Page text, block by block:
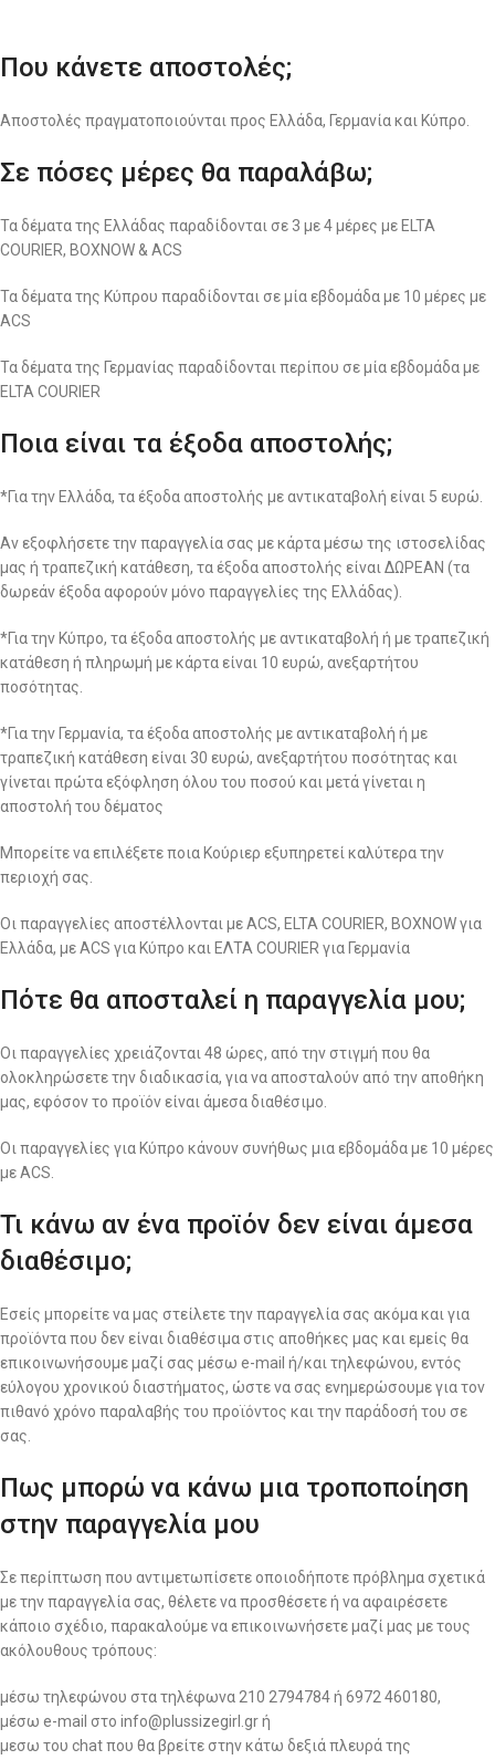
Που κάνετε αποστολές;
Αποστολές πραγματοποιούνται προς Ελλάδα, Γερμανία και Κύπρο.
Σε πόσες μέρες θα παραλάβω;
Τα δέματα της Ελλάδας παραδίδονται σε 3 με 4 μέρες με ELTA
COURIER, BOXNOW & ACS
Τα δέματα της Κύπρου παραδίδονται σε μία εβδομάδα με 10 μέρες με
ACS
Τα δέματα της Γερμανίας παραδίδονται περίπου σε μία εβδομάδα με
ELTA COURIER
Ποια είναι τα έξοδα αποστολής;
*Για την Ελλάδα, τα έξοδα αποστολής με αντικαταβολή είναι 5 ευρώ.
Αν εξοφλήσετε την παραγγελία σας με κάρτα μέσω της ιστοσελίδας
μας ή τραπεζική κατάθεση, τα έξοδα αποστολής είναι ΔΩΡΕΑΝ (τα
δωρεάν έξοδα αφορούν μόνο παραγγελίες της Ελλάδας).
*Για την Κύπρο, τα έξοδα αποστολής με αντικαταβολή ή με τραπεζική
κατάθεση ή πληρωμή με κάρτα είναι 10 ευρώ, ανεξαρτήτου
ποσότητας.
*Για την Γερμανία, τα έξοδα αποστολής με αντικαταβολή ή με
τραπεζική κατάθεση είναι 30 ευρώ, ανεξαρτήτου ποσότητας και
γίνεται πρώτα εξόφληση όλου του ποσού και μετά γίνεται η
αποστολή του δέματος
Μπορείτε να επιλέξετε ποια Κούριερ εξυπηρετεί καλύτερα την
περιοχή σας.
Οι παραγγελίες αποστέλλονται με ACS, ELTA COURIER, BOXNOW για
Ελλάδα, με ACS για Κύπρο και ΕΛΤΑ COURIER για Γερμανία
Πότε θα αποσταλεί η παραγγελία μου;
Οι παραγγελίες χρειάζονται 48 ώρες, από την στιγμή που θα
ολοκληρώσετε την διαδικασία, για να αποσταλούν από την αποθήκη
μας, εφόσον το προϊόν είναι άμεσα διαθέσιμο.
Οι παραγγελίες για Κύπρο κάνουν συνήθως μια εβδομάδα με 10 μέρες
με ACS.
Τι κάνω αν ένα προϊόν δεν είναι άμεσα
διαθέσιμο;
Εσείς μπορείτε να μας στείλετε την παραγγελία σας ακόμα και για
προϊόντα που δεν είναι διαθέσιμα στις αποθήκες μας και εμείς θα
επικοινωνήσουμε μαζί σας μέσω e-mail ή/και τηλεφώνου, εντός
εύλογου χρονικού διαστήματος, ώστε να σας ενημερώσουμε για τον
πιθανό χρόνο παραλαβής του προϊόντος και την παράδοσή του σε
σας.
Πως μπορώ να κάνω μια τροποποίηση
στην παραγγελία μου
Σε περίπτωση που αντιμετωπίσετε οποιοδήποτε πρόβλημα σχετικά
με την παραγγελία σας, θέλετε να προσθέσετε ή να αφαιρέσετε
κάποιο σχέδιο, παρακαλούμε να επικοινωνήσετε μαζί μας με τους
ακόλουθους τρόπους:
μέσω τηλεφώνου στα τηλέφωνα 210 2794784 ή 6972 460180,
μέσω e-mail στο info@plussizegirl.gr ή
μεσω του chat που θα βρείτε στην κάτω δεξιά πλευρά της